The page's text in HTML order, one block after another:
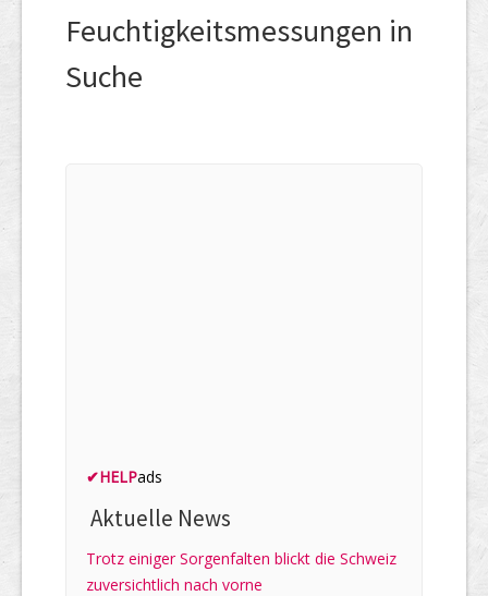
Feuchtigkeitsmessungen in
Suche
✔HELPads
Aktuelle News
Trotz einiger Sorgenfalten blickt die Schweiz
zuversichtlich nach vorne